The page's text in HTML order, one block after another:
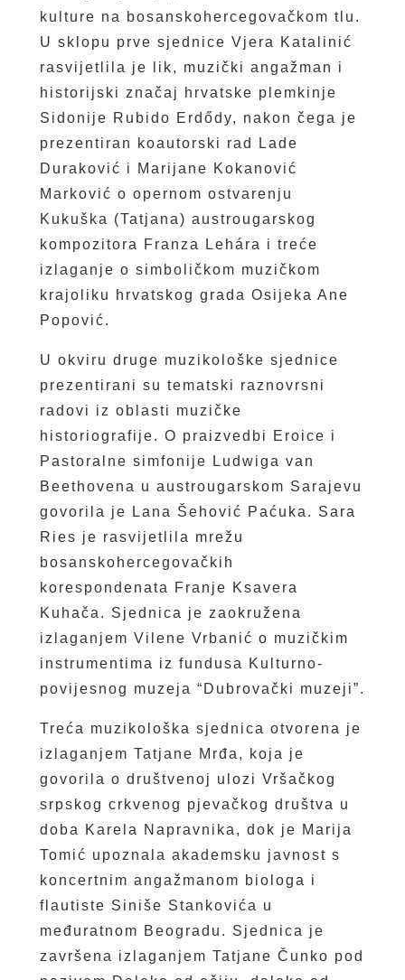
kulture na bosanskohercegovačkom tlu.
U sklopu prve sjednice Vjera Katalinić
rasvijetlila je lik, muzički angažman i
historijski značaj hrvatske plemkinje
Sidonije Rubido Erdődy, nakon čega je
prezentiran koautorski rad Lade
Duraković i Marijane Kokanović
Marković o opernom ostvarenju
Kukuška (Tatjana) austrougarskog
kompozitora Franza Lehára i treće
izlaganje o simboličkom muzičkom
krajoliku hrvatskog grada Osijeka Ane
Popović.
U okviru druge muzikološke sjednice
prezentirani su tematski raznovrsni
radovi iz oblasti muzičke
historiografije. O praizvedbi Eroice i
Pastoralne simfonije Ludwiga van
Beethovena u austrougarskom Sarajevu
govorila je Lana Šehović Paćuka. Sara
Ries je rasvijetlila mrežu
bosanskohercegovačkih
korespondenata Franje Ksavera
Kuhača. Sjednica je zaokružena
izlaganjem Vilene Vrbanić o muzičkim
instrumentima iz fundusa Kulturno-
povijesnog muzeja “Dubrovački muzeji”.
Treća muzikološka sjednica otvorena je
izlaganjem Tatjane Mrđa, koja je
govorila o društvenoj ulozi Vršačkog
srpskog crkvenog pjevačkog društva u
doba Karela Napravnika, dok je Marija
Tomić upoznala akademsku javnost s
koncertnim angažmanom biologa i
flautiste Siniše Stankovića u
međuratnom Beogradu. Sjednica je
završena izlaganjem Tatjane Čunko pod